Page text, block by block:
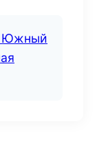
Южный